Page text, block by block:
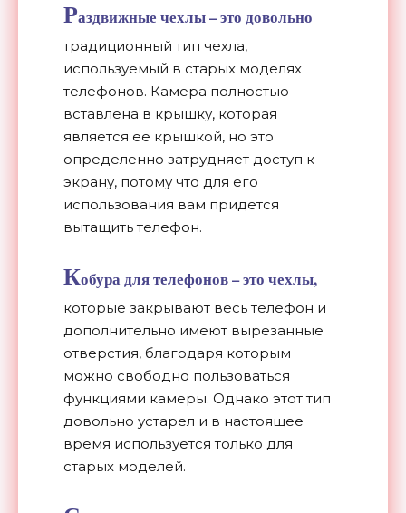
Раздвижные чехлы – это довольно
традиционный тип чехла,
используемый в старых моделях
телефонов. Камера полностью
вставлена в крышку, которая
является ее крышкой, но это
определенно затрудняет доступ к
экрану, потому что для его
использования вам придется
вытащить телефон.
Кобура для телефонов – это чехлы,
которые закрывают весь телефон и
дополнительно имеют вырезанные
отверстия, благодаря которым
можно свободно пользоваться
функциями камеры. Однако этот тип
довольно устарел и в настоящее
время используется только для
старых моделей.